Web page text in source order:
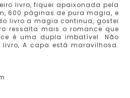
livro, fiquei apaixonada pela
600 páginas de pura magia, e
livro a magia continua, gostei
ressalta mais o romance que
é uma dupla imbatível. Não
A capa está maravilhosa.